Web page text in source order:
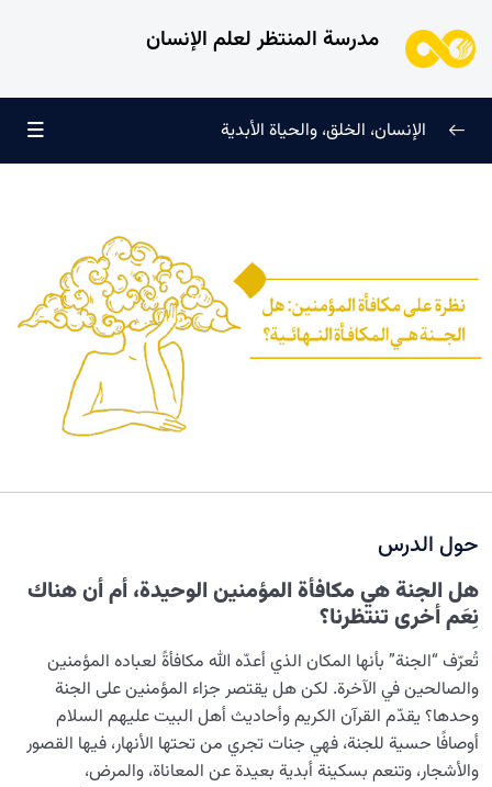
مدرسة المنتظر لعلم الإنسان
لماذا خُلقنا؟ 0/4
سرّ الفرح والسكينة الدائمة
0/13
نضوج الطفل الغالي للروح 0/8
القضاء والقدر والاختيار
الابتلاء والامتحان في مسيرة الحياة 0/26
الشيطان… العدوّ المبين 0/14
الأمراض الخفية للروح 0/15
معرفة الجنة والنار
الإنسان، الخلق، والحياة الأبدية
حول الدرس
هل الجنة هي مكافأة المؤمنين الوحيدة، أم أن هناك
نِعَم أخرى تنتظرنا؟
تُعرّف “الجنة” بأنها المكان الذي أعدّه الله مكافأةً لعباده المؤمنين
والصالحين في الآخرة. لكن هل يقتصر جزاء المؤمنين على الجنة
وحدها؟ يقدّم القرآن الكريم وأحاديث أهل البيت عليهم السلام
أوصافًا حسية للجنة، فهي جنات تجري من تحتها الأنهار، فيها القصور
والأشجار، وتنعم بسكينة أبدية بعيدة عن المعاناة، والمرض،